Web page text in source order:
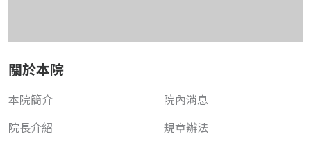
關於本院
本院簡介
院長介紹
院內消息
規章辦法